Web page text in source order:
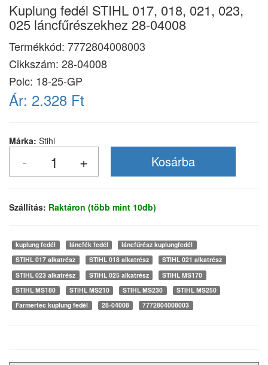
Kuplung fedél STIHL 017, 018, 021, 023,
025 láncfűrészekhez 28-04008
Termékkód: 7772804008003
Cikkszám: 28-04008
Polc: 18-25-GP
Ár: 2.328 Ft
Márka: Stihl
Szállítás: Raktáron (több mint 10db)
kuplung fedél láncfék fedél
láncfűrész kuplungfedél
STIHL 017 alkatrész
STIHL 018 alkatrész
STIHL 021 alkatrész
STIHL 023 alkatrész
STIHL 025 alkatrész
STIHL MS170
STIHL MS180
STIHL MS210 STIHL MS230
STIHL MS250
Farmertec kuplung fedél
28-04008 7772804008003